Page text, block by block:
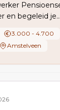
en begeleid je
en
en het
3.000 - 4.700
Amstelveen